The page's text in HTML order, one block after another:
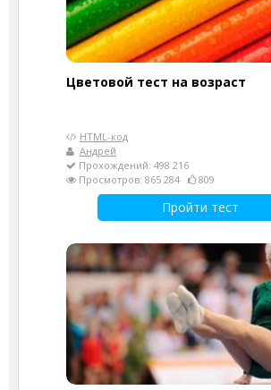
Цветовой тест на возраст
HTML-код
Андрей
Прохождений: 498 216
Просмотров: 865 284
809
Пройти тест